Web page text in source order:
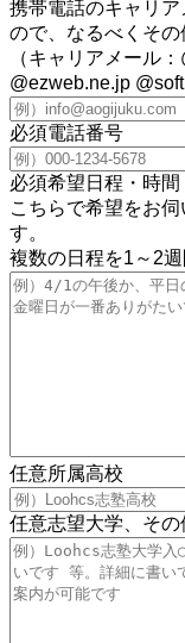
携帯電話のキャリ
ので、なるべくその
（キャリアメール
@ezweb.ne.jp
必須電話番号
必須希望日程・時間
こちらで希望をお
す。
複数の日程を1～2
任意所属高校
任意志望大学、そ